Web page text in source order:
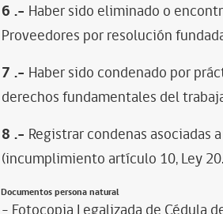
6 .- Haber sido eliminado o
Proveedores por resolución
7 .- Haber sido condenado por
derechos fundamentales del
8 .- Registrar condenas asociadas
(incumplimiento artículo 10, Ley
Documentos persona natural